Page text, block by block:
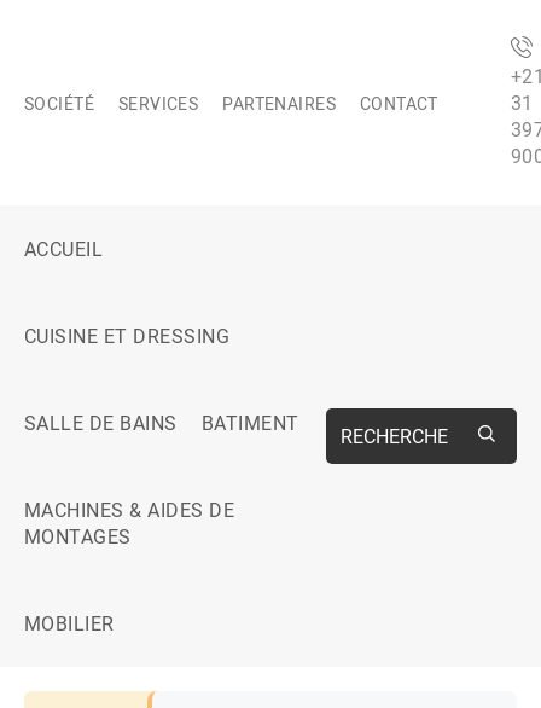
SOCIÉTÉ SERVICES PARTENAIRES CONTACT
31
ACCUEIL
CUISINE ET DRESSING
SALLE DE BAINS BATIMENT
MACHINES & AIDES DE
MONTAGES
MOBILIER
RECHERCHE